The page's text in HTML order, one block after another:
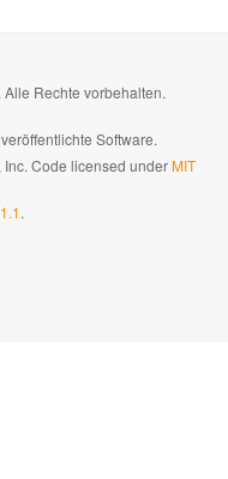
Rechte vorbehalten.
veröffentlichte Software.
Inc. Code licensed underMIT
.